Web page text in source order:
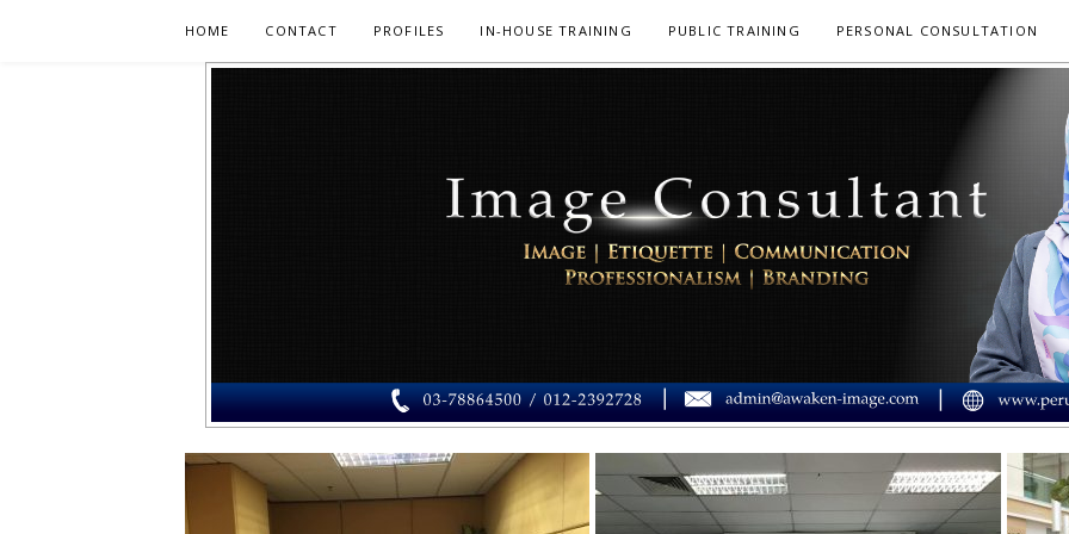
HOME CONTACT PROFILES IN-HOUSE TRAINING PUBLIC TRAINING PERSONAL CONSULTATION
PERUNDING IMEJ MUSLIMAH
PERUNDING IMEJ MUSLIMAH – RAIHAN